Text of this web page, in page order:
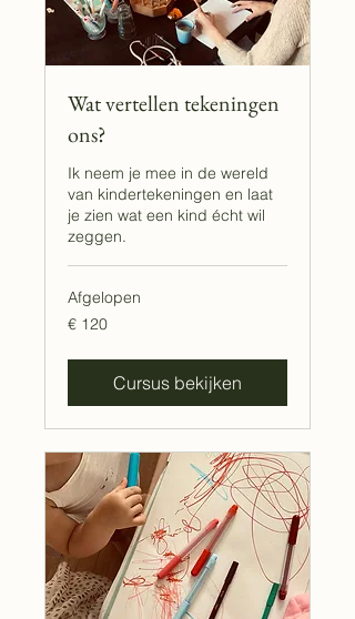
Wat vertellen tekeningen
ons?
Ik neem je mee in de wereld
van kindertekeningen en laat
je zien wat een kind écht wil
zeggen.
Afgelopen
120
euro
€ 120
Cursus bekijken